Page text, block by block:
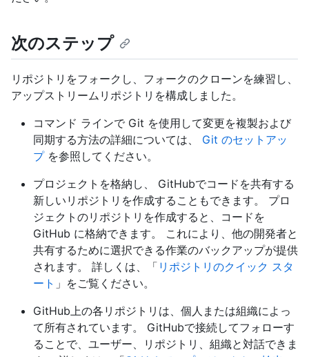
次のステップ
リポジトリをフォークし、フォークのクローンを練習し、
アップストリームリポジトリを構成しました。
コマンド ラインで Git を使用して変更を複製および
同期する方法の詳細については、 Git のセットアッ
プを参照してください。
プロジェクトを格納し、 GitHubでコードを共有する
新しいリポジトリを作成することもできます。 プロ
ジェクトのリポジトリを作成すると、コードを
GitHub に格納できます。 これにより、他の開発者と
共有するために選択できる作業のバックアップが提供
されます。 詳しくは、「 リポジトリのクイック スタ
ート 」をご覧ください。
GitHub上の各リポジトリは、個人または組織によっ
て所有されています。 GitHubで接続してフォローす
ることで、ユーザー、リポジトリ、組織と対話できま